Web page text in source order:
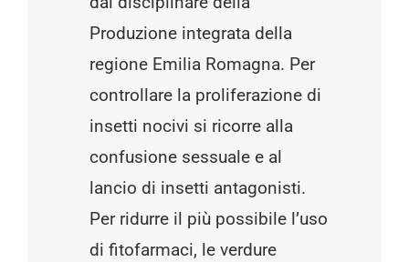
Produzione integrata della
regione Emilia Romagna. Per
controllare la proliferazione di
insetti nocivi si ricorre alla
confusione sessuale e al
lancio di insetti antagonisti.
Per ridurre il più possibile l’uso
di fitofarmaci, le verdure